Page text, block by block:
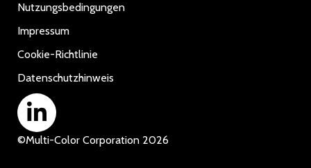
©Multi-Color Corporation 2026
Nutzungsbedingungen
Impressum
Cookie-Richtlinie
Datenschutzhinweis